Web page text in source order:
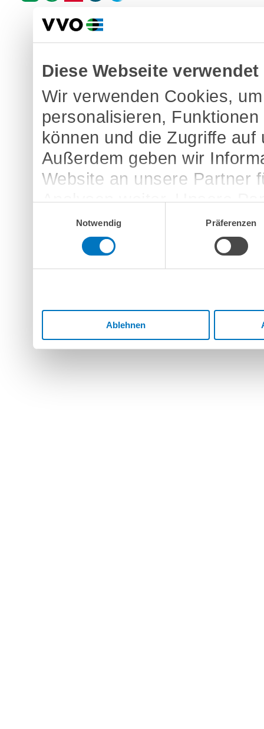
Diese Webseite
Wir verwenden Cookies,
personalisieren,
können und die Zugriffe
Außerdem geben wir
Website an unsere Partner
Analysen weiter. Unsere
möglicherweise mit
bereitgestellt haben oder
Dienste gesammelt haben.
Notwendig
Präferenzen
Ablehnen